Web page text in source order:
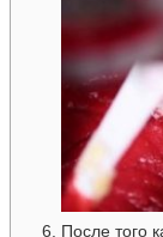
После того